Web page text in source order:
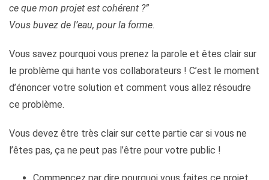
ce que mon projet est cohérent ?”
Vous buvez de l’eau, pour la forme.
Vous savez pourquoi vous prenez la parole et êtes clair sur
le problème qui hante vos collaborateurs ! C’est le moment
d’énoncer votre solution et comment vous allez résoudre
ce problème.
Vous devez être très clair sur cette partie car si vous ne
l’êtes pas, ça ne peut pas l’être pour votre public !